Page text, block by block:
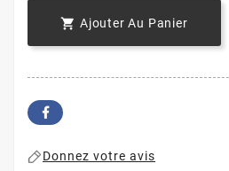
 Ajouter Au Panier
Donnez votre avis